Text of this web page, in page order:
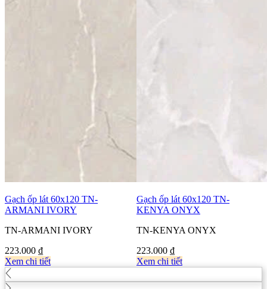
Gạch ốp lát 60x120 TN-
ARMANI IVORY
TN-ARMANI IVORY
223.000 ₫
Xem chi tiết
Gạch ốp lát 60x120 TN-
KENYA ONYX
TN-KENYA ONYX
223.000 ₫
Xem chi tiết